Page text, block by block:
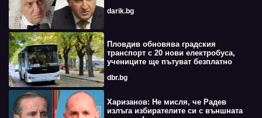
darik.bg
Пловдив обновява градския
транспорт с 20 нови електробуса,
учениците ще пътуват безплатно
dbr.bg
Харизанов: Не мисля, че Радев
излъга избирателите си с външната